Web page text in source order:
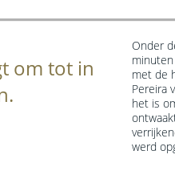
om tot in
Onder
met de
Pereira
het is
werd